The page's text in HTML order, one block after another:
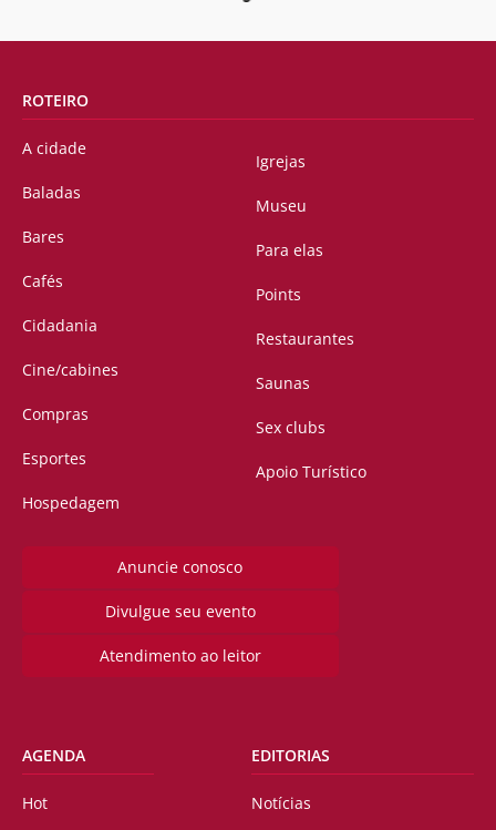
ROTEIRO
A cidade
Baladas
Bares
Cafés
Cidadania
Cine/cabines
Compras
Esportes
Hospedagem
Igrejas
Museu
Para elas
Points
Restaurantes
Saunas
Sex clubs
Apoio Turístico
Anuncie conosco
Divulgue seu evento
Atendimento ao leitor
AGENDA
Hot
EDITORIAS
Notícias